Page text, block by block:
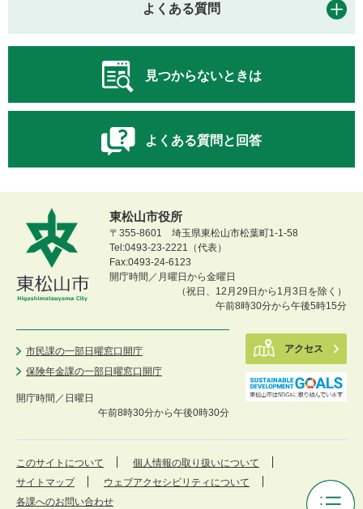
よくある質問
見つからないときは
よくある質問と回答
東松山市役所
〒355-8601 埼玉県東松山市松葉町1-1-58
Tel:0493-23-2221（代表）
Fax:0493-24-6123
開庁時間／月曜日から金曜日
（祝日、12月29日から1月3日を除く）
午前8時30分から午後5時15分
市民課の一部日曜窓口開庁
保険年金課の一部日曜窓口開庁
開庁時間／ 日曜日
午前8時30分から午後0時30分
アクセス
このサイトについて
個人情報の取り扱いについて
サイトマップ
ウェブアクセシビリティについて
各課へのお問い合わせ